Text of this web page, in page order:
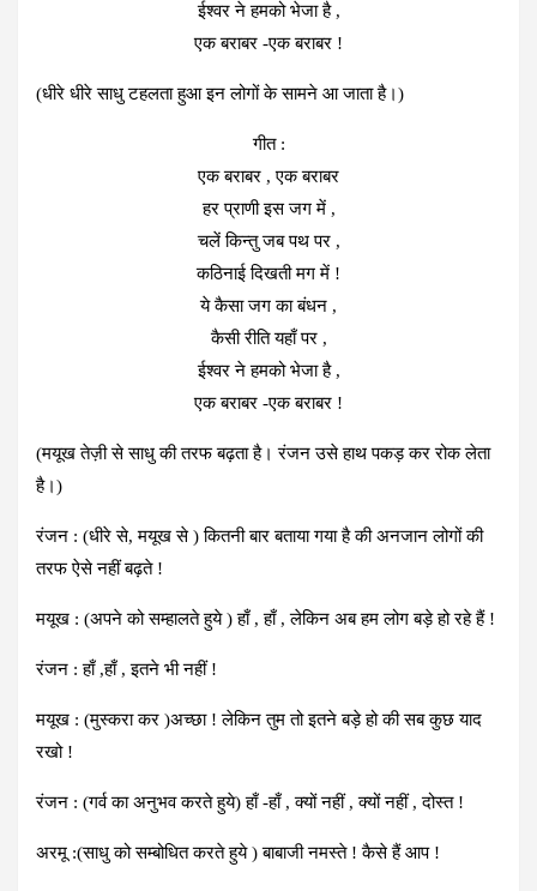
ईश्वर ने हमको भेजा है ,
एक बराबर -एक बराबर !
(धीरे धीरे साधु टहलता हुआ इन लोगों के सामने आ जाता है।)
गीत :
एक बराबर , एक बराबर
हर प्राणी इस जग में ,
चलें किन्तु जब पथ पर ,
कठिनाई दिखती मग में !
ये कैसा जग का बंधन ,
कैसी रीति यहाँ पर ,
ईश्वर ने हमको भेजा है ,
एक बराबर -एक बराबर !
(मयूख तेज़ी से साधु की तरफ बढ़ता है। रंजन उसे हाथ पकड़ कर रोक लेता
है।)
रंजन : (धीरे से, मयूख से ) कितनी बार बताया गया है की अनजान लोगों की
तरफ ऐसे नहीं बढ़ते !
मयूख : (अपने को सम्हालते हुये ) हाँ , हाँ , लेकिन अब हम लोग बड़े हो रहे हैं !
रंजन : हाँ ,हाँ , इतने भी नहीं !
मयूख : (मुस्करा कर )अच्छा ! लेकिन तुम तो इतने बड़े हो की सब कुछ याद
रखो !
रंजन : (गर्व का अनुभव करते हुये) हाँ -हाँ , क्यों नहीं , क्यों नहीं , दोस्त !
अरमू :(साधु को सम्बोधित करते हुये ) बाबाजी नमस्ते ! कैसे हैं आप !